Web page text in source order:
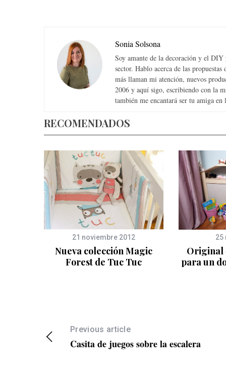
Sonia Solsona
Soy amante de la decoración y el DIY
sector. Hablo acerca de las
más llaman mi atención, nuevos
2006 y aquí sigo, escribiendo con la
también me encantará ser tu amiga en
RECOMENDADOS
21 noviembre 2012
Nueva colección Magic
Forest de Tuc Tuc
25
Original
para un
Previous article
Casita de juegos sobre la escalera